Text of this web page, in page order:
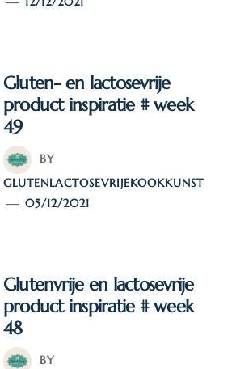
Gluten- en lactosevrije
product inspiratie # week
49
BY
GLUTENLACTOSEVRIJEKOOKKUNST
05/12/2021
Glutenvrije en lactosevrije
product inspiratie # week
48
BY